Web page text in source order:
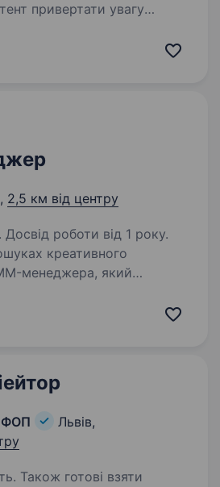
привертати увагу
звернень за якими
2,5 км від центру
Досвід роботи від 1 року.
креативного
менеджера, який
нових клієнтів!
ФОП
Львів,
Також готові взяти